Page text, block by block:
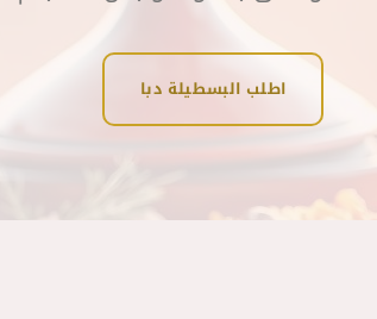
اطلب البسطيلة دبا